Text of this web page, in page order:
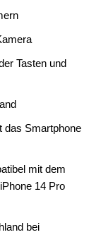
Tasten und
das Smartphone
mit dem
14 Pro
bei